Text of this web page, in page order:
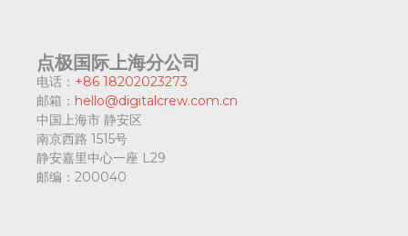
点极国际上海分公司
电话： +86 18202023273
邮箱： hello@digitalcrew.com.cn
中国上海市 静安区
南京西路 1515号
静安嘉里中心一座 L29
邮编： 200040